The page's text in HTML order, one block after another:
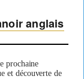
anglais
prochaine
et découverte de